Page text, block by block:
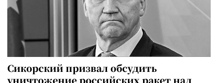
Сикорский призвал обсудить
уничтожение российских ракет над